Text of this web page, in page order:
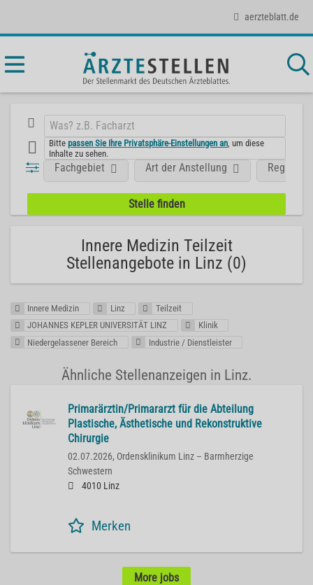
aerzteblatt.de
Bittepassen Sie Ihre Privatsphäre-Einstellungen an , um diese
Inhalte zu sehen.
Fachgebiet Art der Anstellung Region
Innere Medizin Teilzeit
Stellenangebote in Linz (0)
Innere Medizin Linz
Teilzeit
JOHANNES KEPLER UNIVERSITÄT LINZ
Klinik
Niedergelassener Bereich
Industrie / Dienstleister
Ähnliche Stellenanzeigen in Linz.
Primarärztin/Primararzt für die Abteilung
Plastische, Ästhetische und Rekonstruktive
Chirurgie
02.07.2026, Ordensklinikum Linz – Barmherzige
Schwestern
4010 Linz
Merken
More jobs